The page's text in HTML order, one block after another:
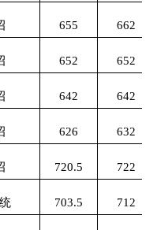
655 662
652 652
642 642
626 632
720.5 722
703.5 712